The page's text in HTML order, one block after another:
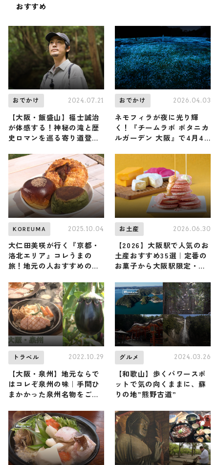
おすすめ
おでかけ 2024.07.21
【大阪・飯盛山】福士誠治
が体感する！神秘の滝と歴
史ロマンを巡る寄り道登山
企画）
おでかけ 2026.04.03
ネモフィラが夜に光り輝
く！『チームラボ ボタニカ
ルガーデン 大阪』で4月4
KOREUMA 2025.10.04
大仁田美咲が行く『京都・
洛北エリア』コレうまの
旅！地元の人おすすめのご
10月4日放送
お土産 2026.06.30
【2026】大阪駅で人気のお
土産おすすめ35選｜定番の
お菓子から大阪駅限定・女
広く紹介
トラベル 2022.10.29
【大阪・泉州】地元ならで
はコレぞ泉州の味｜手間ひ
まかかった泉州名物をご紹
グルメ 2024.03.26
【和歌山】歩くパワースポ
ットで気の向くままに、蘇
りの地”熊野古道”